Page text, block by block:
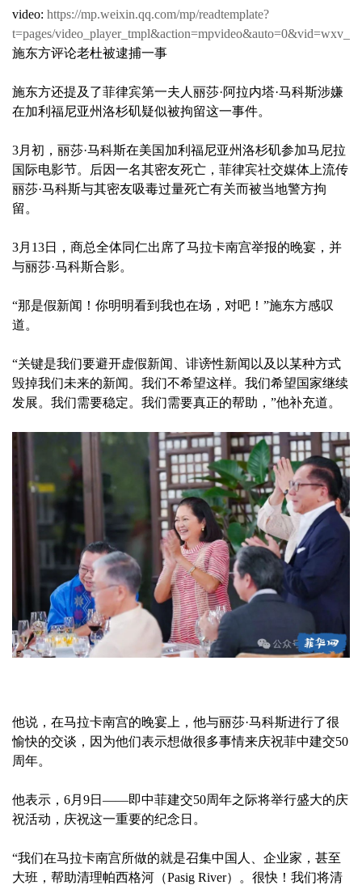
video: https://mp.weixin.qq.com/mp/readtemplate?
t=pages/
施东方评论老杜被逮捕一事
施东方还提及了菲律宾第一夫人丽莎·阿拉内塔·马科斯涉嫌
在加利福尼亚州洛杉矶疑似被拘留这一事件。
3月初，丽莎·马科斯在美国加利福尼亚州洛杉矶参加马尼拉
国际电影节。后因一名其密友死亡，菲律宾社交媒体上流传
丽莎·马科斯与其密友吸毒过量死亡有关而被当地警方拘
留。
3月13日，商总全体同仁出席了马拉卡南宫举报的晚宴，并
与丽莎·马科斯合影。
“那是假新闻！你明明看到我也在场，对吧！”施东方感叹
道。
“关键是我们要避开虚假新闻、诽谤性新闻以及以某种方式
毁掉我们未来的新闻。我们不希望这样。我们希望国家继续
发展。我们需要稳定。我们需要真正的帮助，”他补充道。
他说，在马拉卡南宫的晚宴上，他与丽莎·马科斯进行了很
愉快的交谈，因为他们表示想做很多事情来庆祝菲中建交50
周年。
他表示，6月9日——即中菲建交50周年之际将举行盛大的庆
祝活动，庆祝这一重要的纪念日。
“我们在马拉卡南宫所做的就是召集中国人、企业家，甚至
大班，帮助清理帕西格河（Pasig River）。很快！我们将清